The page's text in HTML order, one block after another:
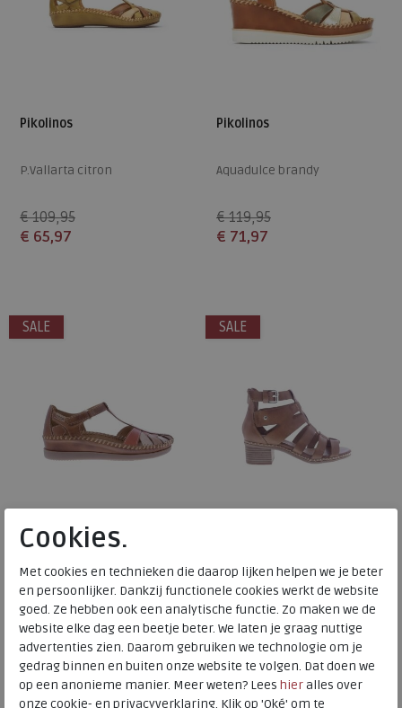
Pikolinos
P.Vallarta citron
€ 109,95
€ 65,97
Pikolinos
Aquadulce brandy
€ 119,95
€ 71,97
SALE
Pikolinos
Cadaques brandy
€ 109,95
€ 65,97
Beschikbare maten
SALE
Blanes brandy
€ 119,95
€ 71,97
Beschikbare maten
Cookies.
Met cookies en technieken die daarop lijken helpen we je beter
en persoonlijker. Dankzij functionele cookies werkt de website
goed. Ze hebben ook een analytische functie. Zo maken we de
website elke dag een beetje beter. We laten je graag nuttige
advertenties zien. Daarom gebruiken we technologie om je
gedrag binnen en buiten onze website te volgen. Dat doen we
op een anonieme manier. Meer weten? Lees hieralles over
onze cookie- en privacyverklaring. Klik op 'Oké' om te